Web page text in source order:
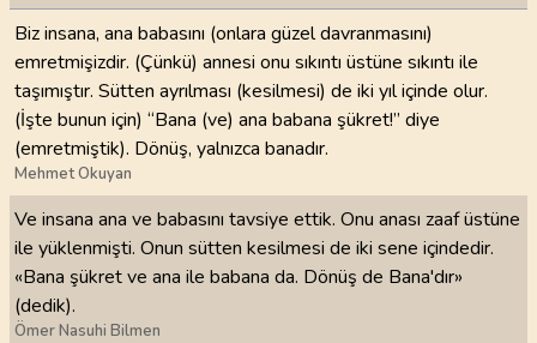
Biz insana, ana babasını (onlara güzel davranmasını)
emretmişizdir. (Çünkü) annesi onu sıkıntı üstüne sıkıntı ile
taşımıştır. Sütten ayrılması (kesilmesi) de iki yıl içinde olur.
(İşte bunun için) “Bana (ve) ana babana şükret!” diye
(emretmiştik). Dönüş, yalnızca banadır.
Mehmet Okuyan
Ve insana ana ve babasını tavsiye ettik. Onu anası zaaf üstüne
ile yüklenmişti. Onun sütten kesilmesi de iki sene içindedir.
«Bana şükret ve ana ile babana da. Dönüş de Bana'dır»
(dedik).
Ömer Nasuhi Bilmen